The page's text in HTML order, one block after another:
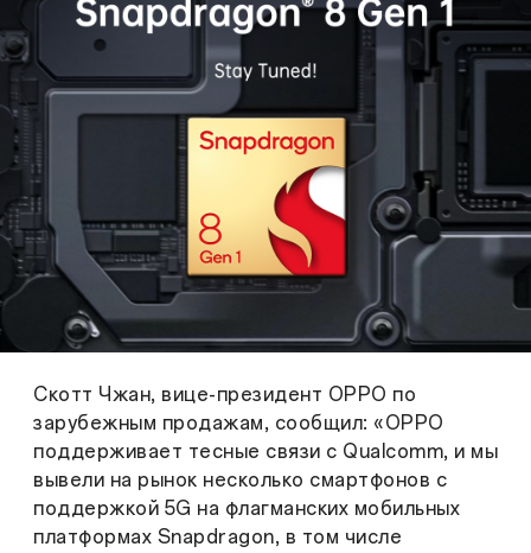
Скотт Чжан, вице-президент OPPO по
зарубежным продажам, сообщил: «OPPO
поддерживает тесные связи с Qualcomm, и мы
вывели на рынок несколько смартфонов с
поддержкой 5G на флагманских мобильных
платформах Snapdragon, в том числе